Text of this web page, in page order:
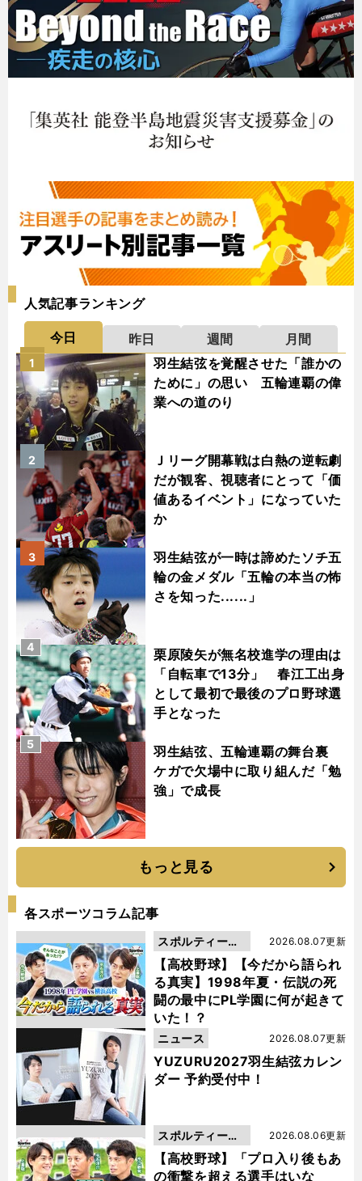
人気記事ランキング
今日 昨日 週間
月間
羽生結弦を覚醒させた「誰かの
ために」の思い 五輪連覇の偉
業への道のり
1
Ｊリーグ開幕戦は白熱の逆転劇
だが観客、視聴者にとって「価
値あるイベント」になっていた
か
2
羽生結弦が一時は諦めたソチ五
輪の金メダル「五輪の本当の怖
さを知った......」
3
栗原陵矢が無名校進学の理由は
「自転車で13分」 春江工出身
として最初で最後のプロ野球選
手となった
4
羽生結弦、五輪連覇の舞台裏
ケガで欠場中に取り組んだ「勉
強」で成長
5
もっと見る
各スポーツコラム記事
【高校野球】【今だから語られ
る真実】1998年夏・伝説の死
闘の最中にPL学園に何が起きて
いた！？
2026.08.07更新
スポルティーバ
動画
YUZURU2027羽生結弦カレン
ダー 予約受付中！
2026.08.07更新
ニュース
【高校野球】「プロ入り後もあ
の衝撃を超える選手はいな
2026.08.06更新
スポルティーバ
動画